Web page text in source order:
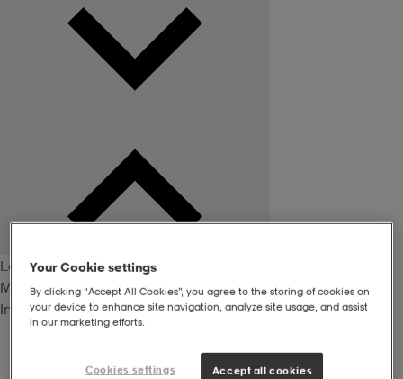
Logga in
Medlemsförmåner
Inte medlem? Bli det här!
Utrustning
Your Cookie settings
By clicking “Accept All Cookies”, you agree to the storing of cookies on
your device to enhance site navigation, analyze site usage, and assist
in our marketing efforts.
Cookies settings Accept all cookies